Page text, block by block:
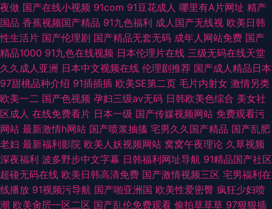
夜做 国产在线小视频 91com 91豆花成人 哪里有A片网址 精产
国品 香蕉视频国产精品 91九色福利 成人国产无线视 欧美日韩
性生活片 国产伦理剧 国产精品无套无码 成年人网站免费 国产
精品1000 91九色在线视频 日本伦理片在线 三级无码在线天堂
久久成人亚洲 日本中文视频在线 伦理剧推荐 国产成人精品日本
97甜桃品种介绍 91插插插 欧美SE第二页 毛片内射女 激情另类
欧美一二 国产色视频 孕妇三级av无码 日韩欧美色综合 美女社
区成人 在线免费看片 日本一级 国产传媒视频网站 免费观看污
网站 最新激情h网站 国产喷浆抽搐 宅男久久国产精品 国产乱肥
老妇 最新福利影院 欧美人妖视频网站 窝窝午夜理论 久草视频
深夜福利 波多野步中文字幕 日韩福利网址导航 91精品国产社区
超碰无码在线 欧美日韩高清免费 国产激情视频三区 宅男福利在
线播放 91视频污导航 国产啪亚洲国 欧美性爱密臀 疯狂少妇喷
潮 欧美肏屄一区二区 国产乱伦免费观看 偷拍草草草 97狠狠插